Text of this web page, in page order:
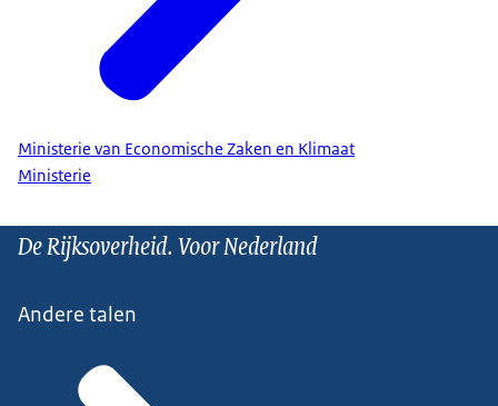
Ministerie van Economische Zaken en Klimaat
Ministerie
De Rijksoverheid. Voor Nederland
Andere talen